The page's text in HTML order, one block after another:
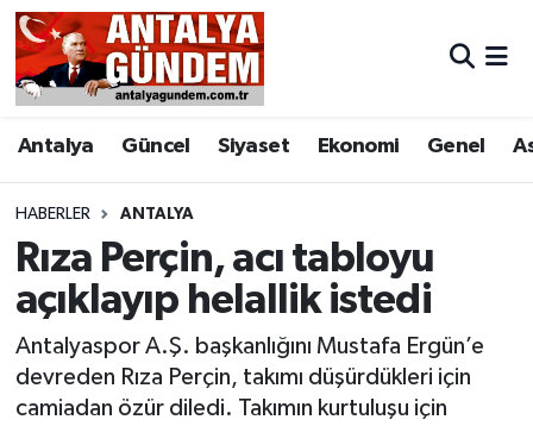
Antalya Güncel Siyaset Ekonomi Genel
HABERLER ANTALYA
Rıza Perçin, acı tabloyu
açıklayıp helallik istedi
Antalyaspor A.Ş. başkanlığını Mustafa Ergün’e
devreden Rıza Perçin, takımı düşürdükleri için
camiadan özür diledi. Takımın kurtuluşu için
Antalya
Asayiş
Bilim & Teknoloji
Bölge
EĞİTİM
Antalya Nöbetçi Eczaneler
Antalya Hava Durumu
Antalya Namaz Vakitleri
Antalya Trafik Yoğunluk Haritası
Süper Lig Puan Durumu ve Fikstür
Tüm Manşetler